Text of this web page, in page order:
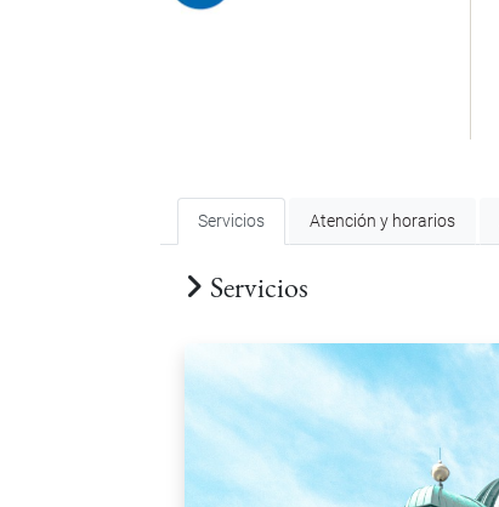
Servicios Atención y horarios
Servicios